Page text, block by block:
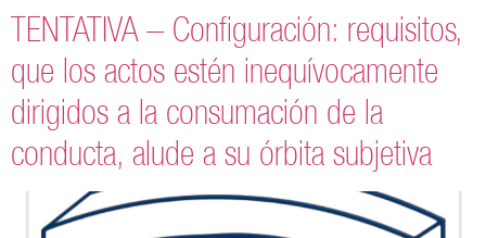
TENTATIVA – Configuración: requisitos,
que los actos estén inequívocamente
dirigidos a la consumación de la
conducta, alude a su órbita subjetiva